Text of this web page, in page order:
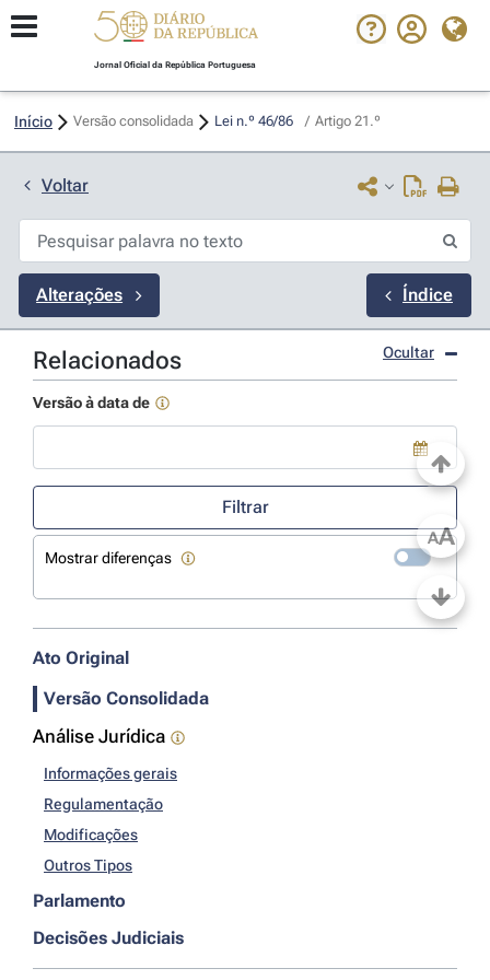
Jornal Oficial da República Portuguesa
Início Versão consolidada Lei n.º 46/86 / Artigo 21.º
Voltar
Alterações Índice
Relacionados Ocultar
Versão à data de
Use a tecla de seta para baixo para abrir o calendário; Use as
Filtrar
Mostrar diferenças
Ato Original
Versão Consolidada
Análise Jurídica
Informações gerais
Regulamentação
Modificações
Outros Tipos
Parlamento
Decisões Judiciais
AA